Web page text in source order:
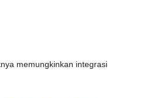
memungkinkan integrasi